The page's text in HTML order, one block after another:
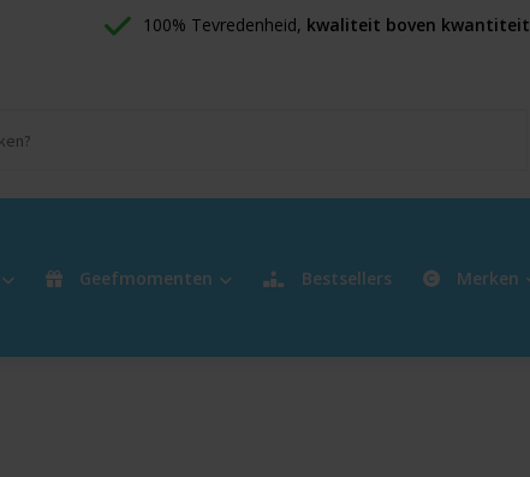
100% Tevredenheid, kwaliteit boven kwantiteit
Geefmomenten Bestsellers Merken